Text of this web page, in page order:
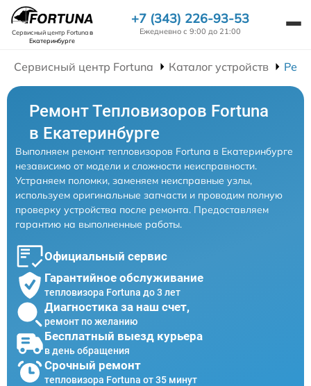
Сервисный центр Fortunaв
Екатеринбурге
+7 (343) 226-93-53
Ежедневно с 9:00 до 21:00
Сервисный центр Fortuna Каталог устройств
Ремонт Тепловизоров Fortuna
в Екатеринбурге
Выполняем ремонт тепловизоров Fortuna в Екатеринбурге
независимо от модели и сложности неисправности.
Устраняем поломки, заменяем неисправные узлы,
используем оригинальные запчасти и проводим полную
проверку устройства после ремонта. Предоставляем
гарантию на выполненные работы.
Официальный сервис
Гарантийное обслуживание
тепловизора Fortuna до 3 лет
Диагностика за наш счет,
ремонт по желанию
Бесплатный выезд курьера
в день обращения
Срочный ремонт
тепловизора Fortuna от 35 минут